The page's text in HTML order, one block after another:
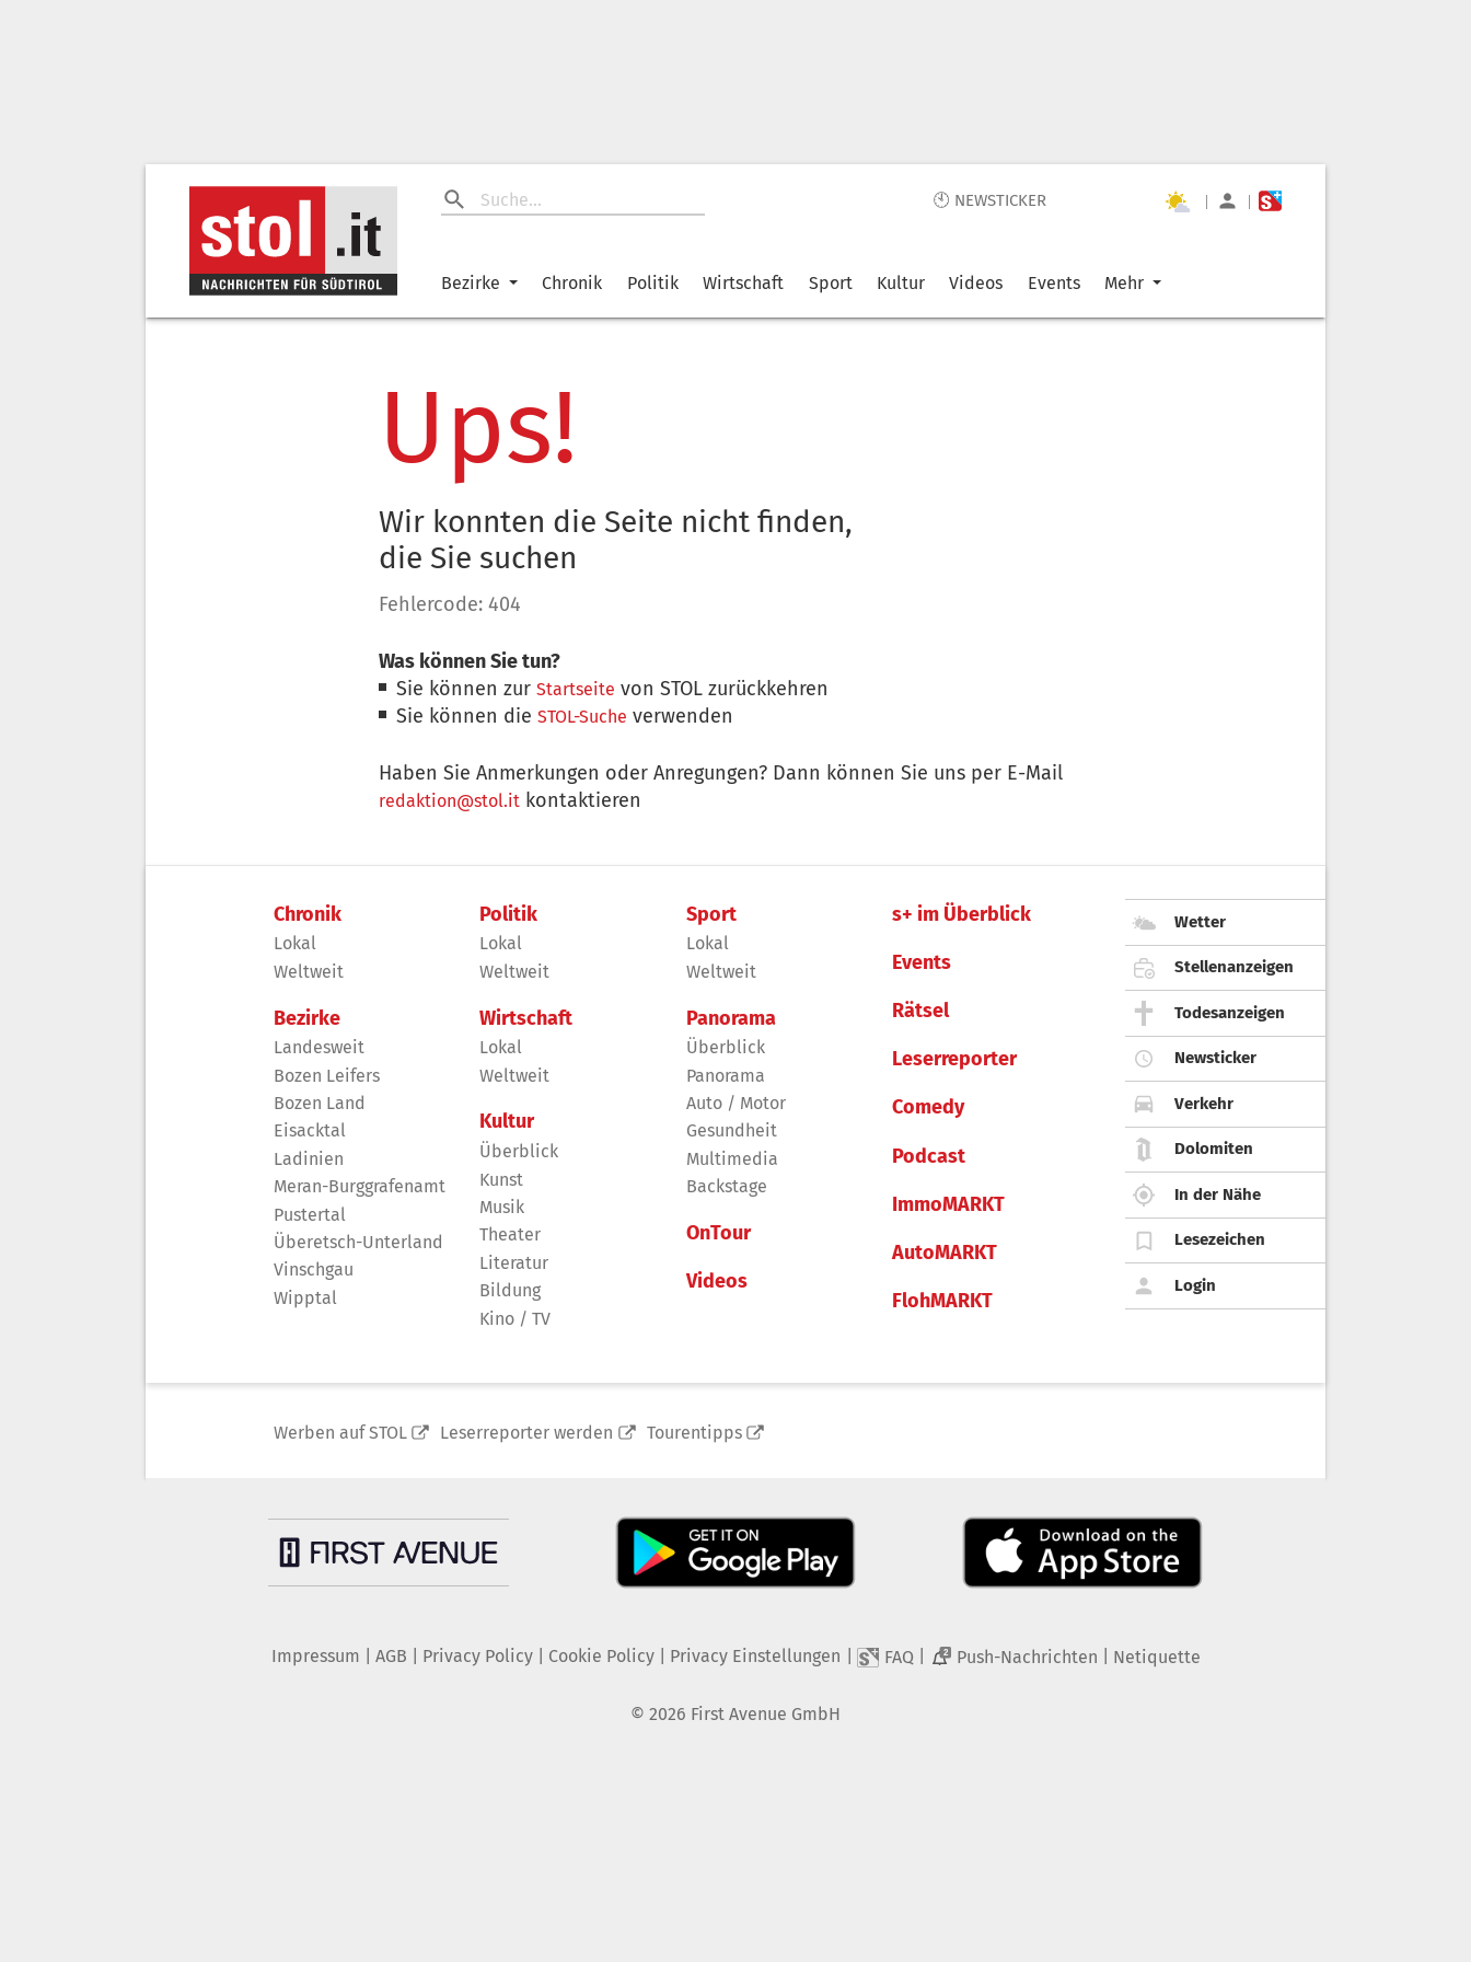
🕙 NEWSTICKER | |
Bezirke Chronik Politik Wirtschaft Sport Kultur Videos Events Mehr
Ups!
Wir konnten die Seite nicht finden,
die Sie suchen
Fehlercode: 404
Was können Sie tun?
Sie können zurStartseite von STOL zurückkehren
Sie können dieSTOL-Suche verwenden
Haben Sie Anmerkungen oder Anregungen? Dann können Sie uns per E-Mail
redaktion@stol.it kontaktieren
Chronik
Lokal
Weltweit
Bezirke
Landesweit
Bozen Leifers
Bozen Land
Eisacktal
Ladinien
Meran-Burggrafenamt
Pustertal
Überetsch-Unterland
Vinschgau
Wipptal
Politik
Lokal
Weltweit
Wirtschaft
Lokal
Weltweit
Kultur
Überblick
Kunst
Musik
Theater
Literatur
Bildung
Kino / TV
Sport
Lokal
Weltweit
Panorama
Überblick
Panorama
Auto / Motor
Gesundheit
Multimedia
Backstage
OnTour
Videos
s+ im Überblick
Events
Rätsel
Leserreporter
Comedy
Podcast
ImmoMARKT
AutoMARKT
FlohMARKT
Wetter
Stellenanzeigen
Todesanzeigen
Newsticker
Verkehr
Dolomiten
In der Nähe
Lesezeichen
Login
Werben auf STOL Leserreporter werden Tourentipps
Impressum AGB Privacy Policy| Cookie Policy| Privacy Einstellungen FAQ 2 Push-Nachrichten Netiquette
© 2026 First Avenue GmbH